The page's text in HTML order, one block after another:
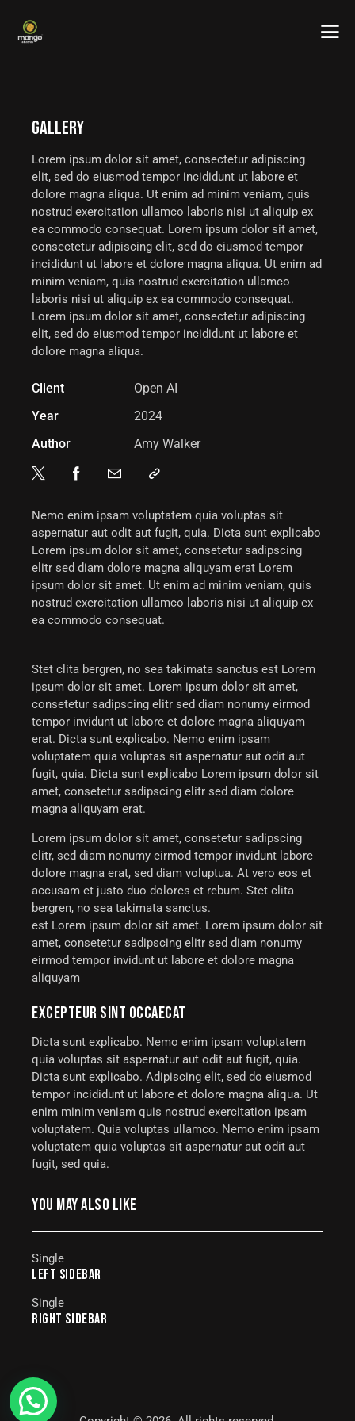
GALLERY
Lorem ipsum dolor sit amet, consectetur adipiscing
elit, sed do eiusmod tempor incididunt ut labore et
dolore magna aliqua. Ut enim ad minim veniam, quis
nostrud exercitation ullamco laboris nisi ut aliquip ex
ea commodo consequat. Lorem ipsum dolor sit amet,
consectetur adipiscing elit, sed do eiusmod tempor
incididunt ut labore et dolore magna aliqua. Ut enim ad
minim veniam, quis nostrud exercitation ullamco
laboris nisi ut aliquip ex ea commodo consequat.
Lorem ipsum dolor sit amet, consectetur adipiscing
elit, sed do eiusmod tempor incididunt ut labore et
dolore magna aliqua.
Client
Open AI
Year
2024
Author
Amy Walker
Nemo enim ipsam voluptatem quia voluptas sit
aspernatur aut odit aut fugit, quia. Dicta sunt explicabo
Lorem ipsum dolor sit amet, consetetur sadipscing
elitr sed diam dolore magna aliquyam erat Lorem
ipsum dolor sit amet. Ut enim ad minim veniam, quis
nostrud exercitation ullamco laboris nisi ut aliquip ex
ea commodo consequat.
Stet clita bergren, no sea takimata sanctus est Lorem
ipsum dolor sit amet. Lorem ipsum dolor sit amet,
consetetur sadipscing elitr sed diam nonumy eirmod
tempor invidunt ut labore et dolore magna aliquyam
erat. Dicta sunt explicabo. Nemo enim ipsam
voluptatem quia voluptas sit aspernatur aut odit aut
fugit, quia. Dicta sunt explicabo Lorem ipsum dolor sit
amet, consetetur sadipscing elitr sed diam dolore
magna aliquyam erat.
Lorem ipsum dolor sit amet, consetetur sadipscing
elitr, sed diam nonumy eirmod tempor invidunt labore
dolore magna erat, sed diam voluptua. At vero eos et
accusam et justo duo dolores et rebum. Stet clita
bergren, no sea takimata sanctus.
est Lorem ipsum dolor sit amet. Lorem ipsum dolor sit
amet, consetetur sadipscing elitr sed diam nonumy
eirmod tempor invidunt ut labore et dolore magna
aliquyam
EXCEPTEUR SINT OCCAECAT
Dicta sunt explicabo. Nemo enim ipsam voluptatem
quia voluptas sit aspernatur aut odit aut fugit, quia.
Dicta sunt explicabo. Adipiscing elit, sed do eiusmod
tempor incididunt ut labore et dolore magna aliqua. Ut
enim minim veniam quis nostrud exercitation ipsam
voluptatem. Quia voluptas ullamco. Nemo enim ipsam
voluptatem quia voluptas sit aspernatur aut odit aut
fugit, sed quia.
YOU MAY ALSO LIKE
Single
LEFT SIDEBAR
Single
RIGHT SIDEBAR